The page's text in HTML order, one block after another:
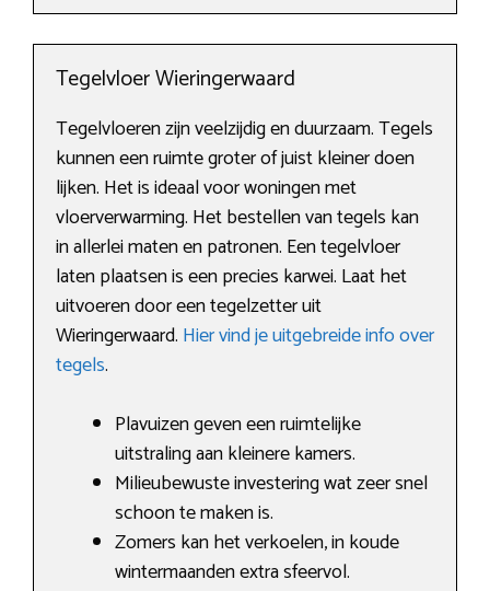
Tegelvloer Wieringerwaard
Tegelvloeren zijn veelzijdig en duurzaam. Tegels
kunnen een ruimte groter of juist kleiner doen
lijken. Het is ideaal voor woningen met
vloerverwarming. Het bestellen van tegels kan
in allerlei maten en patronen. Een tegelvloer
laten plaatsen is een precies karwei. Laat het
uitvoeren door een tegelzetter uit
Wieringerwaard. Hier vind je uitgebreide info over
tegels.
Plavuizen geven een ruimtelijke
uitstraling aan kleinere kamers.
Milieubewuste investering wat zeer snel
schoon te maken is.
Zomers kan het verkoelen, in koude
wintermaanden extra sfeervol.